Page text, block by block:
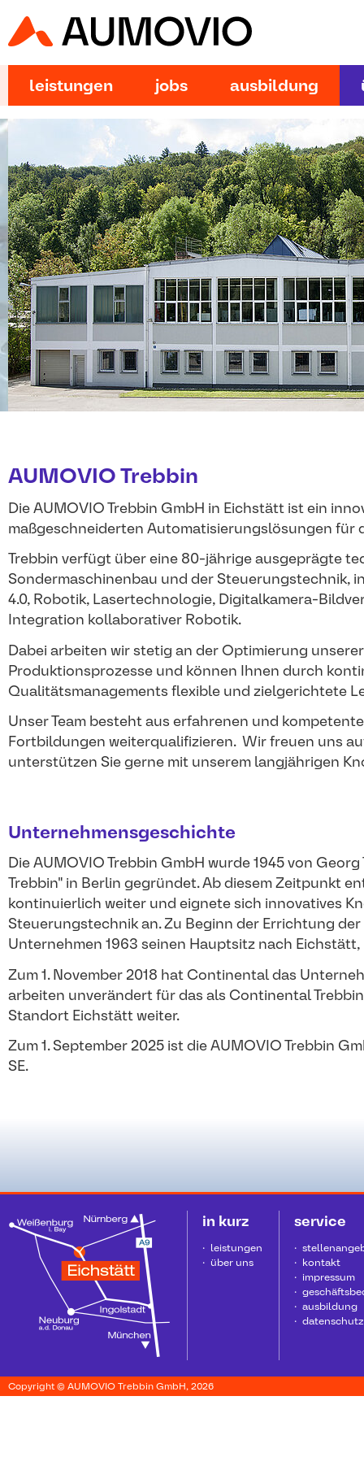
leistungen jobs ausbildung
AUMOVIO Trebbin
Die AUMOVIO Trebbin GmbH in Eichstätt ist ein
maßgeschneiderten Automatisierungslösungen für
Trebbin verfügt über eine 80-jährige ausgeprägte
Sondermaschinenbau und der Steuerungstechnik,
4.0, Robotik, Lasertechnologie, Digitalkamera-
Integration kollaborativer Robotik.
Dabei arbeiten wir stetig an der Optimierung
Produktionsprozesse und können Ihnen durch
Qualitätsmanagements flexible und zielgerichtete
Unser Team besteht aus erfahrenen und
Fortbildungen weiterqualifizieren. Wir freuen uns
unterstützen Sie gerne mit unserem langjährigen
Unternehmensgeschichte
Die AUMOVIO Trebbin GmbH wurde 1945 von
Trebbin" in Berlin gegründet. Ab diesem Zeitpunkt
kontinuierlich weiter und eignete sich innovatives
Steuerungstechnik an. Zu Beginn der Errichtung
Unternehmen 1963 seinen Hauptsitz nach
Zum 1. November 2018 hat Continental das
arbeiten unverändert für das als Continental
Standort Eichstätt weiter.
Zum 1. September 2025 ist die AUMOVIO Trebbin
SE.
in kurz
leistungen
über uns
service
kontakt
impressum
ausbildung
Copyright © AUMOVIO Trebbin GmbH, 2026